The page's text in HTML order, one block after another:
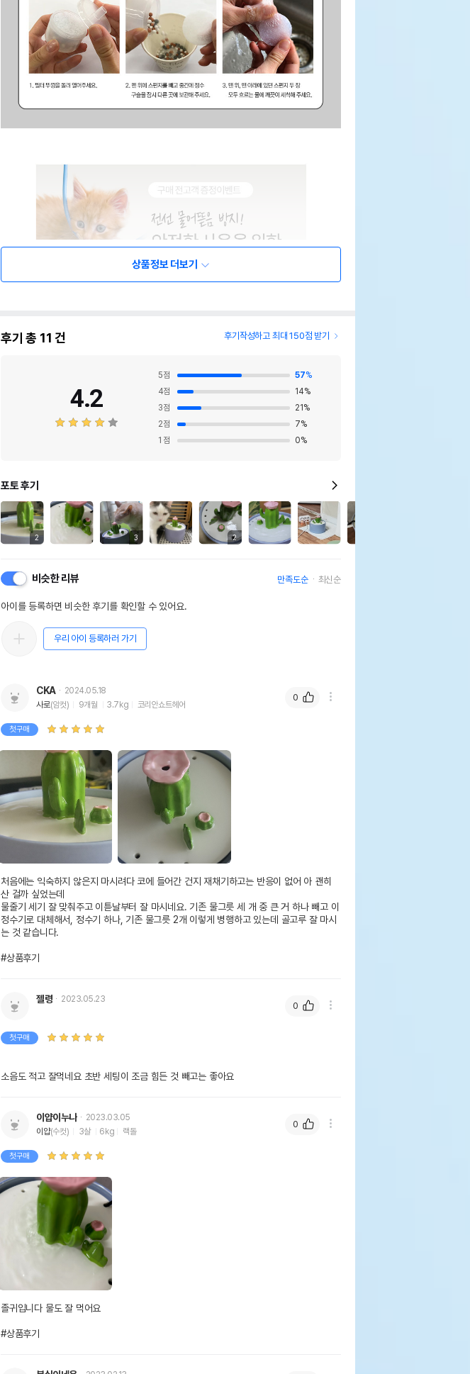
상품정보 더보기
후기 총 11 건 후기작성하고 최대 150점 받기
4.2
5점 57%
4점 14%
3점 21 %
2점 7%
1 점 0%
포토 후기
2 3 2
비슷한 리뷰 만족도순 최신순
아이를 등록하면 비슷한 후기를 확인할 수 있어요.
우리 아이 등록하러 가기
CKA
2024.05.18
사로(암컷) 9개월 3.7kg 코리안쇼트헤어
첫구매
처음에는 익숙하지 않은지 마시려다 코에 들어간 건지 재채기하고는 반응이 없어 아 괜히
산 걸까 싶었는데
물줄기 세기 잘 맞춰주고 이튿날부터 잘 마시네요. 기존 물그릇 세 개 중 큰 거 하나 빼고 이
정수기로 대체해서, 정수기 하나, 기존 물그릇 2개 이렇게 병행하고 있는데 골고루 잘 마시
는 것 같습니다.
#상품후기
0
젤령 2023.05.23
첫구매
소음도 적고 잘먹네요 초반 세팅이 조금 힘든 것 빼고는 좋아요
0
이얍이누나
2023.03.05
이얍(수컷) 3살 6kg 랙돌
첫구매
졸귀입니다 물도 잘 먹어요
#상품후기
0